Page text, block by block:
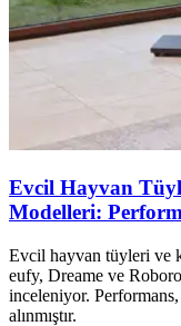
Evcil Hayvan
Modelleri:
Evcil hayvan tüyleri ve
eufy, Dreame ve
inceleniyor. Performans,
alınmıştır.